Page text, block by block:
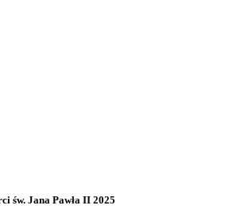
św. Jana Pawła II 2025